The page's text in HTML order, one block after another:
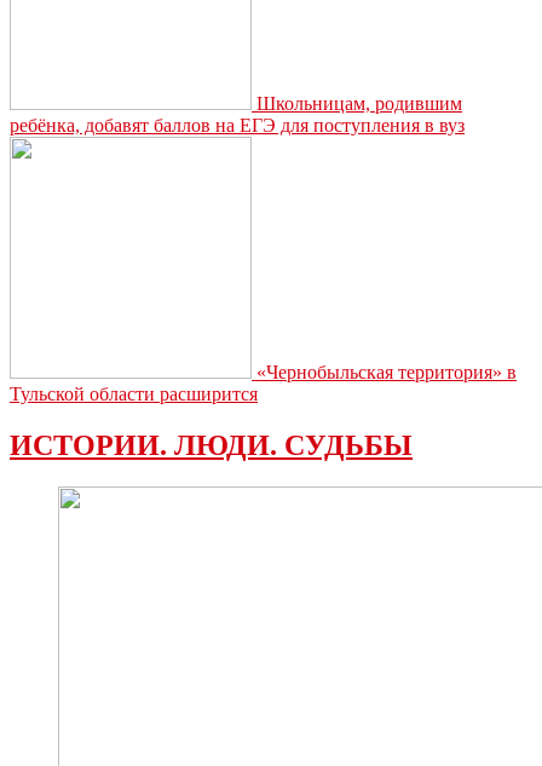
Школьницам, родившим
ребёнка, добавят баллов на ЕГЭ для поступления в вуз
«Чернобыльская территория» в
Тульской области расширится
ИСТОРИИ. ЛЮДИ. СУДЬБЫ